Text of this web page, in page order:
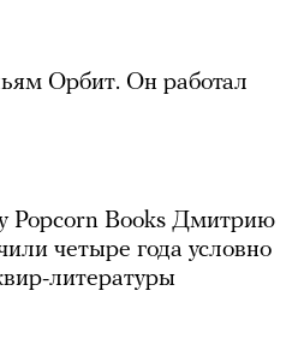
Орбит. Он работал
Popcorn Books Дмитрию
четыре года условно
литературы